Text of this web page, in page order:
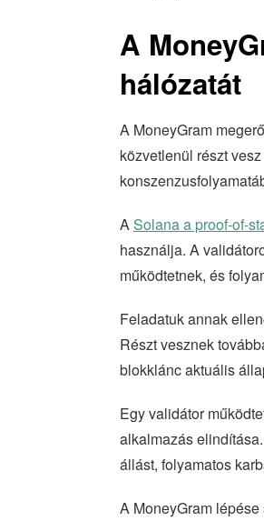
A
hálózatát
A MoneyGram
közvetlenül részt
ASolana a proof-of-
használja. A
működtetnek, és
Feladatuk annak
Részt vesznek
blokklánc aktuális
Egy validátor
alkalmazás
állást, folyamatos
A MoneyGram